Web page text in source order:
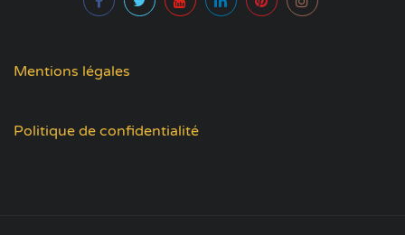
Mentions légales
Politique de confidentialité